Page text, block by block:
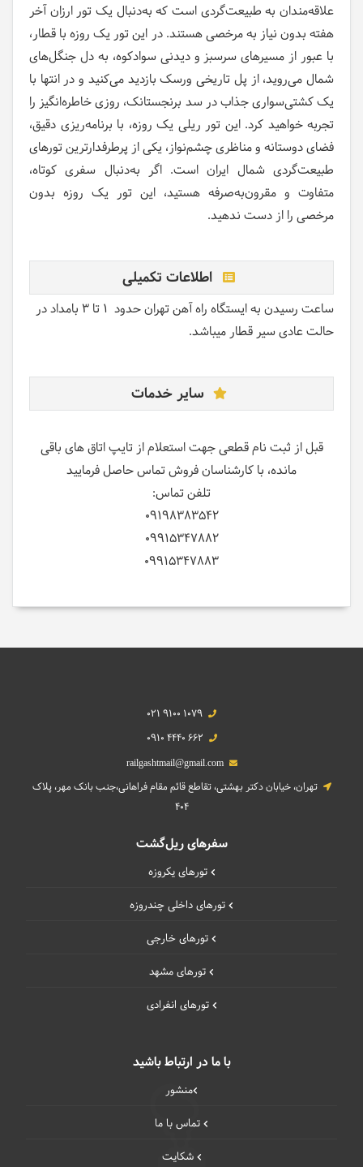
علاقه‌مندان به طبیعت‌گردی است که به‌دنبال یک تور ارزان آخر
هفته بدون نیاز به مرخصی هستند. در این تور یک روزه با قطار،
با عبور از مسیرهای سرسبز و دیدنی سوادکوه، به دل جنگل‌های
شمال می‌روید، از پل تاریخی ورسک بازدید می‌کنید و در انتها با
یک کشتی‌سواری جذاب در سد برنجستانک، روزی خاطره‌انگیز را
تجربه خواهید کرد. این تور ریلی یک روزه، با برنامه‌ریزی دقیق،
فضای دوستانه و مناظری چشم‌نواز، یکی از پرطرفدارترین تورهای
طبیعت‌گردی شمال ایران است. اگر به‌دنبال سفری کوتاه،
متفاوت و مقرون‌به‌صرفه هستید، این تور یک روزه بدون
مرخصی را از دست ندهید.
اطلاعات تکمیلی
ساعت رسیدن به ایستگاه راه آهن تهران حدود 1 تا 3 بامداد در
حالت عادی سیر قطار میباشد.
سایر خدمات
قبل از ثبت نام قطعی جهت استعلام از تایپ اتاق های باقی
مانده، با کارشناسان فروش تماس حاصل فرمایید
تلفن تماس:
09198383542
09915347882
09915347883
021 9100 1079
0910 4440 662
railgashtmail@gmail.com
تهران، خیابان دکتر بهشتی، تقاطع قائم مقام فراهانی،جنب بانک مهر، پلاک
404
سفرهای ریل‌گشت
تورهای یکروزه
تورهای داخلی چند‌روزه
تورهای خارجی
تورهای مشهد
تورهای انفرادی
با ما در ارتباط باشید
منشور
تماس با ما
شکایت